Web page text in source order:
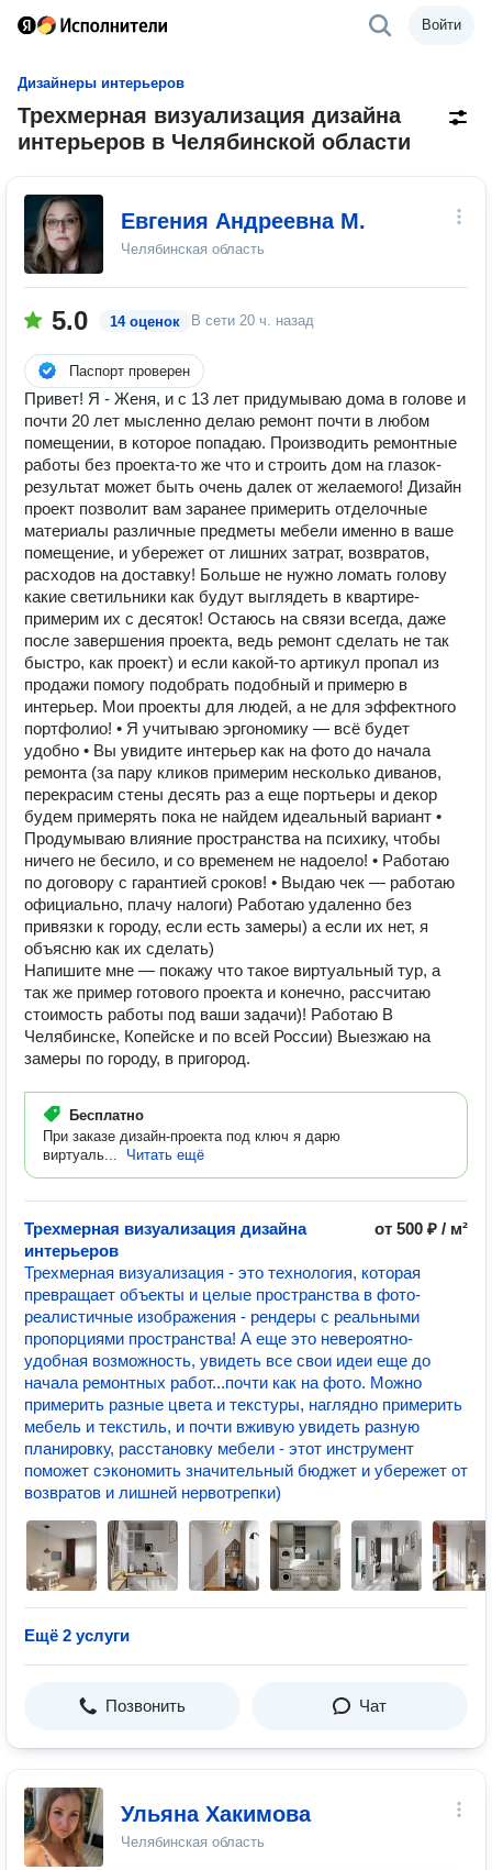
Войти
Дизайнеры интерьеров
Трехмерная визуализация дизайна
интерьеров в Челябинской области
Евгения Андреевна М.
Челябинская область
5.0 14 оценок В сети 20 ч. назад
Паспорт проверен
Привет! Я - Женя, и с 13 лет придумываю дома в голове и
почти 20 лет мысленно делаю ремонт почти в любом
помещении, в которое попадаю. Производить ремонтные
работы без проекта-то же что и строить дом на глазок-
результат может быть очень далек от желаемого! Дизайн
проект позволит вам заранее примерить отделочные
материалы различные предметы мебели именно в ваше
помещение, и убережет от лишних затрат, возвратов,
расходов на доставку! Больше не нужно ломать голову
какие светильники как будут выглядеть в квартире-
примерим их с десяток! Остаюсь на связи всегда, даже
после завершения проекта, ведь ремонт сделать не так
быстро, как проект) и если какой-то артикул пропал из
продажи помогу подобрать подобный и примерю в
интерьер. Мои проекты для людей, а не для эффектного
портфолио! • Я учитываю эргономику — всё будет
удобно • Вы увидите интерьер как на фото до начала
ремонта (за пару кликов примерим несколько диванов,
перекрасим стены десять раз а еще портьеры и декор
будем примерять пока не найдем идеальный вариант •
Продумываю влияние пространства на психику, чтобы
ничего не бесило, и со временем не надоело! • Работаю
по договору с гарантией сроков! • Выдаю чек — работаю
официально, плачу налоги) Работаю удаленно без
привязки к городу, если есть замеры) а если их нет, я
объясню как их сделать)
Напишите мне — покажу что такое виртуальный тур, а
так же пример готового проекта и конечно, рассчитаю
стоимость работы под ваши задачи)! Работаю В
Челябинске, Копейске и по всей России) Выезжаю на
замеры по городу, в пригород.
Бесплатно
При заказе дизайн-проекта под ключ я дарю
виртуаль...
Читать ещё
Трехмерная визуализация дизайна
интерьеров
от 500 ₽ / м²
Трехмерная визуализация - это технология, которая
превращает объекты и целые пространства в фото-
реалистичные изображения - рендеры с реальными
пропорциями пространства! А еще это невероятно-
удобная возможность, увидеть все свои идеи еще до
начала ремонтных работ...почти как на фото. Можно
примерить разные цвета и текстуры, наглядно примерить
мебель и текстиль, и почти вживую увидеть разную
планировку, расстановку мебели - этот инструмент
поможет сэкономить значительный бюджет и убережет от
возвратов и лишней нервотрепки)
Ещё 2 услуги
Позвонить Чат
Ульяна Хакимова
Челябинская область